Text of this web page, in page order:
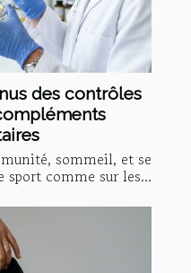
des contrôles
sommeil, et se
sport comme sur les...